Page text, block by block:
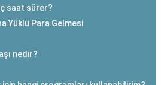
saat sürer?
Yüklü Para Gelmesi
nedir?